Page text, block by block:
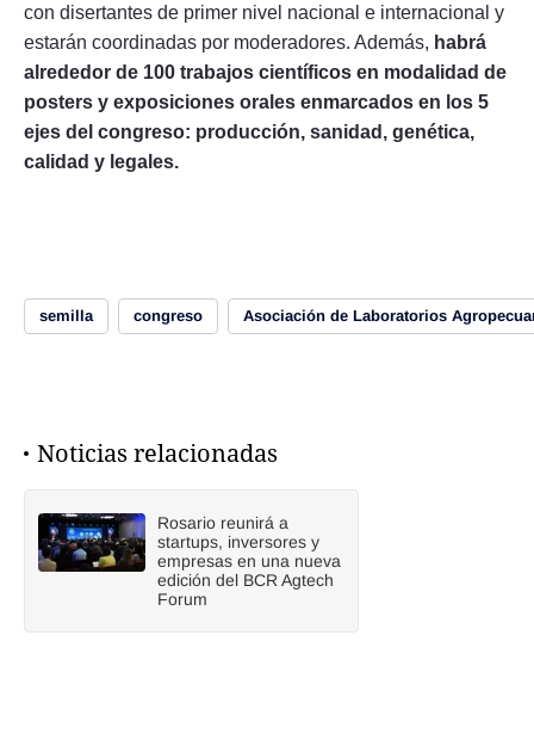
con disertantes de primer nivel nacional e internacional y
estarán coordinadas por moderadores. Además, habrá
alrededor de 100 trabajos científicos en modalidad de
posters y exposiciones orales enmarcados en los 5
ejes del congreso: producción, sanidad, genética,
calidad y legales.
semilla congreso Asociación de Laboratorios
Noticias relacionadas
Rosario reunirá a
startups, inversores y
empresas en una nueva
edición del BCR Agtech
Forum